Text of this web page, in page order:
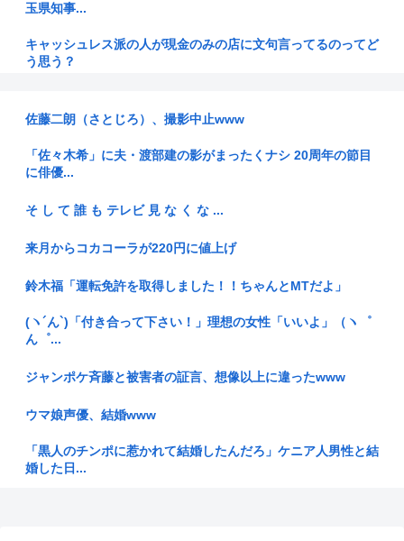
玉県知事...
キャッシュレス派の人が現金のみの店に文句言ってるのってど
う思う？
しまい大...
【れ】奥田ふみよ議員❤‍ いのちの党「政治っていうのは、子
どもた...
【厚生年金 平均15万円の厳しさ】月20万円以上はわずか1.8
割...
厚生労働省「熊本の被災した世帯にはなんと生活資金【10万
外国人「豚汁出すな！イスラム教に配慮しろ」←これ
最新のゲノム解析の結果、日本人の遺伝子は白人や黒人よりも
らキレら...
移民←若くして異国の地で言語や文化を学びながら必死に働い
てます
佐藤二朗（さとじろ）、撮影中止www
「佐々木希」に夫・渡部建の影がまったくナシ 20周年の節目
に俳優...
そ し て 誰 も テレビ 見 な く な ...
来月からコカコーラが220円に値上げ
鈴木福「運転免許を取得しました！！ちゃんとMTだよ」
(ヽ´ん`)「付き合って下さい！」理想の女性「いいよ」（ヽ゜
ん゜...
ジャンポケ斉藤と被害者の証言、想像以上に違ったwww
ウマ娘声優、結婚www
「黒人のチンポに惹かれて結婚したんだろ」ケニア人男性と結
婚した日...